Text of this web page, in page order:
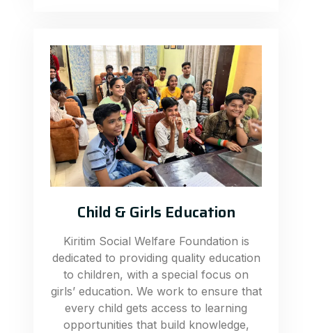
Child & Girls Education
Kiritim Social Welfare Foundation is
dedicated to providing quality education
to children, with a special focus on
girls’ education. We work to ensure that
every child gets access to learning
opportunities that build knowledge,